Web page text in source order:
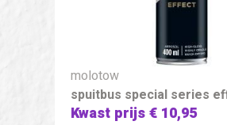
molotow
spuitbus special series
Kwast prijs€ 10,95